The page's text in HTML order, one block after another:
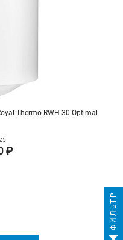
Thermo RWH 30 Optimal
₽
ФИЛЬТР